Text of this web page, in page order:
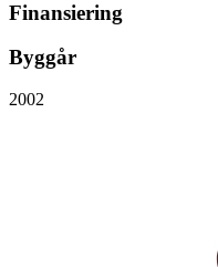
Finansiering
Byggår
2002